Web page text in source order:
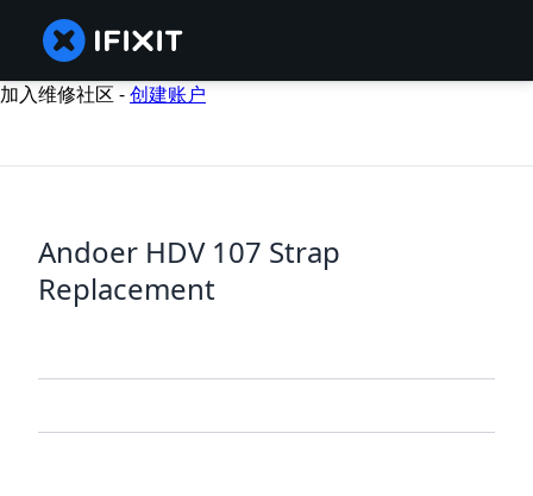
加入维修社区 -创建账户
Andoer HDV 107 Strap
Replacement